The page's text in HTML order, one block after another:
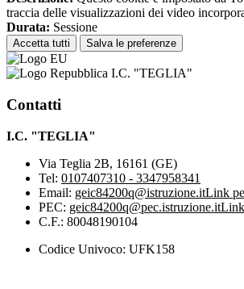
traccia delle visualizzazioni dei video
Durata: Sessione
Accetta tutti Salva le preferenze
I.C. "TEGLIA"
Contatti
I.C. "TEGLIA"
Via Teglia 2B, 16161 (GE)
Tel: 0107407310 - 3347958341
Email: geic84200q@istruzione.itLink
PEC: geic84200q@pec.istruzione.it
C.F.: 80048190104
Codice Univoco: UFK158